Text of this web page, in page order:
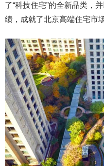
了“科技住宅”的全新品类，
绩，成就了北京高端住宅市